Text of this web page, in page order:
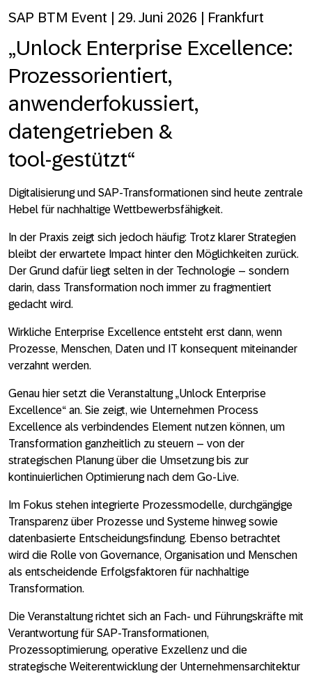
SAP BTM Event | 29. Juni 2026 | Frankfurt
„Unlock Enterprise Excellence:
Prozessorientiert,
anwenderfokussiert,
datengetrieben &
tool‑gestützt“
Digitalisierung und SAP‑Transformationen sind heute zentrale
Hebel für nachhaltige Wettbewerbsfähigkeit.
In der Praxis zeigt sich jedoch häufig: Trotz klarer Strategien
bleibt der erwartete Impact hinter den Möglichkeiten zurück.
Der Grund dafür liegt selten in der Technologie – sondern
darin, dass Transformation noch immer zu fragmentiert
gedacht wird.
Wirkliche Enterprise Excellence entsteht erst dann, wenn
Prozesse, Menschen, Daten und IT konsequent miteinander
verzahnt werden.
Genau hier setzt die Veranstaltung„Unlock Enterprise
Excellence“ an. Sie zeigt, wie Unternehmen Process
Excellence als verbindendes Element nutzen können, um
Transformation ganzheitlich zu steuern – von der
strategischen Planung über die Umsetzung bis zur
kontinuierlichen Optimierung nach dem Go‑Live.
Im Fokus stehen integrierte Prozessmodelle, durchgängige
Transparenz über Prozesse und Systeme hinweg sowie
datenbasierte Entscheidungsfindung. Ebenso betrachtet
wird die Rolle von Governance, Organisation und Menschen
als entscheidende Erfolgsfaktoren für nachhaltige
Transformation.
Die Veranstaltung richtet sich an Fach‑ und Führungskräfte mit
Verantwortung für SAP‑Transformationen,
Prozessoptimierung, operative Exzellenz und die
strategische Weiterentwicklung der Unternehmensarchitektur